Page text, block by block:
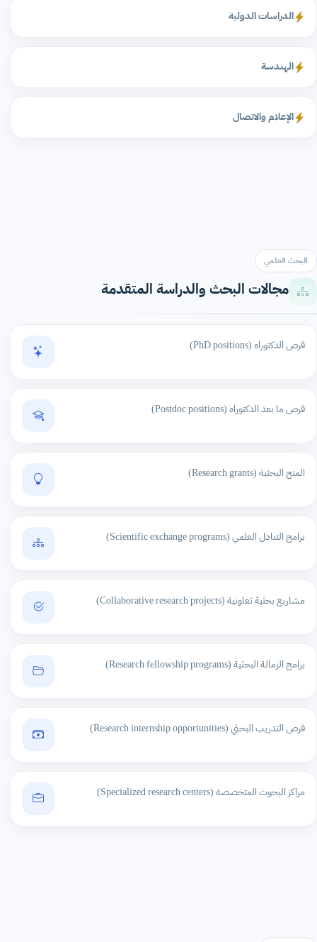
الدراسات الدولية
الهندسة
الإعلام والاتصال
البحث العلمي
مجالات البحث والدراسة المتقدمة
فرص الدكتوراه (PhD positions)
فرص ما بعد الدكتوراه (Postdoc positions)
المنح البحثية (Research grants)
برامج التبادل العلمي (Scientific exchange programs)
مشاريع بحثية تعاونية (Collaborative research projects)
برامج الزمالة البحثية (Research fellowship programs)
فرص التدريب البحثي (Research internship opportunities)
مراكز البحوث المتخصصة (Specialized research centers)